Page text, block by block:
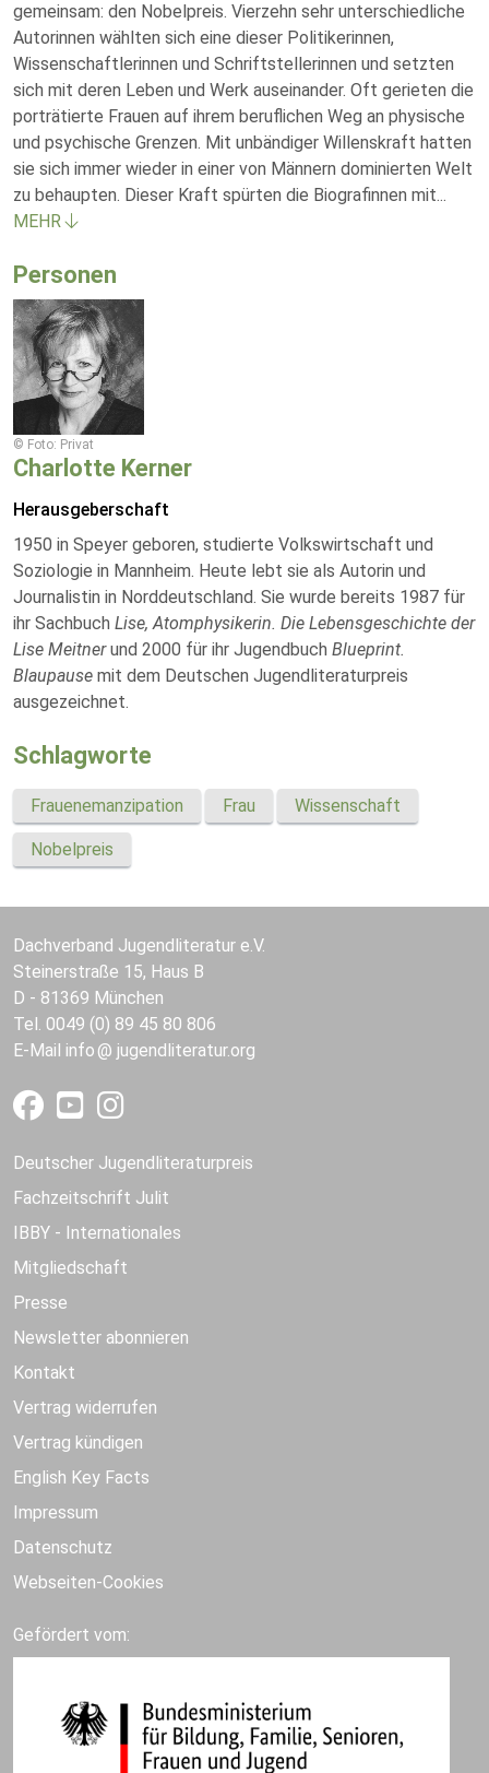
gemeinsam: den Nobelpreis. Vierzehn sehr unterschiedliche
Autorinnen wählten sich eine dieser Politikerinnen,
Wissenschaftlerinnen und Schriftstellerinnen und setzten
sich mit deren Leben und Werk auseinander. Oft gerieten die
porträtierte Frauen auf ihrem beruflichen Weg an physische
und psychische Grenzen. Mit unbändiger Willenskraft hatten
sie sich immer wieder in einer von Männern dominierten Welt
zu behaupten. Dieser Kraft spürten die Biografinnen mit...
MEHR
Personen
© Foto: Privat
Charlotte Kerner
Herausgeberschaft
1950 in Speyer geboren, studierte Volkswirtschaft und
Soziologie in Mannheim. Heute lebt sie als Autorin und
Journalistin in Norddeutschland. Sie wurde bereits 1987 für
ihr Sachbuch Lise, Atomphysikerin. Die Lebensgeschichte der
Lise Meitnerund 2000 für ihr Jugendbuch Blueprint.
Blaupause mit dem Deutschen Jugendliteraturpreis
ausgezeichnet.
Schlagworte
Frauenemanzipation Frau Wissenschaft
Nobelpreis
Dachverband Jugendliteratur e.V.
Steinerstraße 15, Haus B
D - 81369 München
Tel. 0049 (0) 89 45 80 806
E-Mail info jugendliteratur.org
Deutscher Jugendliteraturpreis
Fachzeitschrift Julit
IBBY - Internationales
Mitgliedschaft
Presse
Newsletter abonnieren
Kontakt
Vertrag widerrufen
Vertrag kündigen
English Key Facts
Impressum
Datenschutz
Webseiten-Cookies
Gefördert vom: